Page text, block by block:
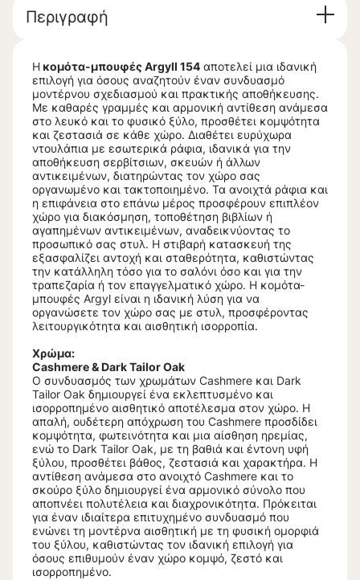
Περιγραφή
Η κομότα-μπουφές Argyll 154 αποτελεί μια ιδανική
επιλογή για όσους αναζητούν έναν συνδυασμό
μοντέρνου σχεδιασμού και πρακτικής αποθήκευσης.
Με καθαρές γραμμές και αρμονική αντίθεση ανάμεσα
στο λευκό και το φυσικό ξύλο, προσθέτει κομψότητα
και ζεστασιά σε κάθε χώρο. Διαθέτει ευρύχωρα
ντουλάπια με εσωτερικά ράφια, ιδανικά για την
αποθήκευση σερβίτσιων, σκευών ή άλλων
αντικειμένων, διατηρώντας τον χώρο σας
οργανωμένο και τακτοποιημένο. Τα ανοιχτά ράφια και
η επιφάνεια στο επάνω μέρος προσφέρουν επιπλέον
χώρο για διακόσμηση, τοποθέτηση βιβλίων ή
αγαπημένων αντικειμένων, αναδεικνύοντας το
προσωπικό σας στυλ. Η στιβαρή κατασκευή της
εξασφαλίζει αντοχή και σταθερότητα, καθιστώντας
την κατάλληλη τόσο για το σαλόνι όσο και για την
τραπεζαρία ή τον επαγγελματικό χώρο. Η κομότα-
μπουφές Argyl είναι η ιδανική λύση για να
οργανώσετε τον χώρο σας με στυλ, προσφέροντας
λειτουργικότητα και αισθητική ισορροπία.
Χρώμα:
Cashmere & Dark Tailor Oak
Ο συνδυασμός των χρωμάτων Cashmere και Dark
Tailor Oak δημιουργεί ένα εκλεπτυσμένο και
ισορροπημένο αισθητικό αποτέλεσμα στον χώρο. Η
απαλή, ουδέτερη απόχρωση του Cashmere προσδίδει
κομψότητα, φωτεινότητα και μια αίσθηση ηρεμίας,
ενώ το Dark Tailor Oak, με τη βαθιά και έντονη υφή
ξύλου, προσθέτει βάθος, ζεστασιά και χαρακτήρα. Η
αντίθεση ανάμεσα στο ανοιχτό Cashmere και το
σκούρο ξύλο δημιουργεί ένα αρμονικό σύνολο που
αποπνέει πολυτέλεια και διαχρονικότητα. Πρόκειται
για έναν ιδιαίτερα επιτυχημένο συνδυασμό που
ενώνει τη μοντέρνα αισθητική με τη φυσική ομορφιά
του ξύλου, καθιστώντας τον ιδανική επιλογή για
όσους επιθυμούν έναν χώρο κομψό, ζεστό και
ισορροπημένο.